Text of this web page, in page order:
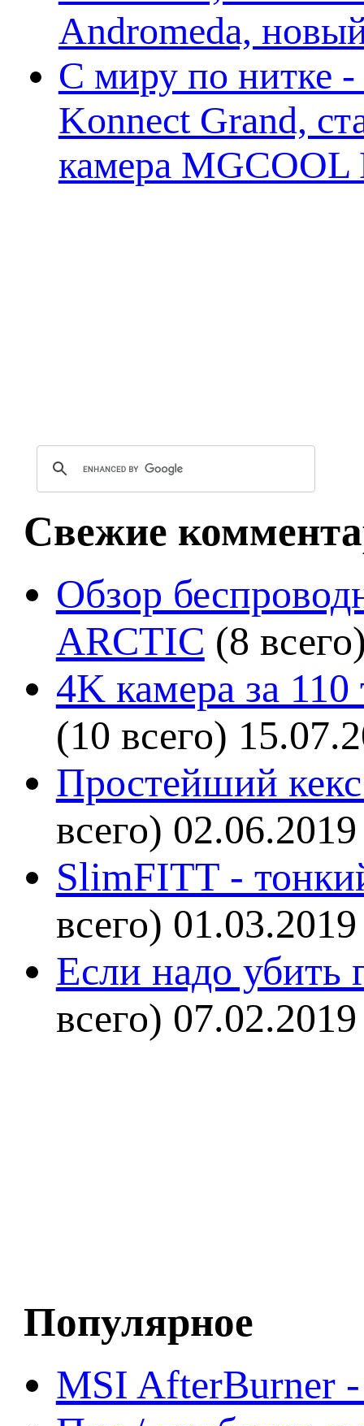
Andromeda,
С миру по нитке -
Konnect Grand,
камера MGCOOL
Свежие
Обзор
ARCTIC (8
4K камера за
(10 всего)
Простейший кекс
всего) 02.06.2019
SlimFITT -
всего) 01.03.2019
Если надо убить
всего) 07.02.2019
Популярное
MSI AfterBurner